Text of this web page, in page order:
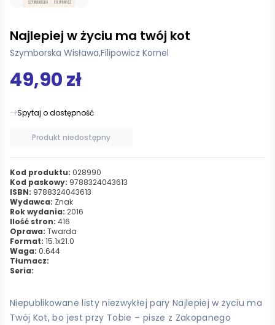
Najlepiej w życiu ma twój kot
Szymborska Wisława,Filipowicz Kornel
49,90 zł
Spytaj o dostępność
Produkt niedostępny
Kod produktu: 028990
Kod paskowy: 9788324043613
ISBN: 9788324043613
Wydawca: Znak
Rok wydania: 2016
Ilość stron: 416
Oprawa: Twarda
Format: 15.1x21.0
Waga: 0.644
Tłumacz:
Seria:
Niepublikowane listy niezwykłej pary Najlepiej w życiu ma
Twój Kot, bo jest przy Tobie – pisze z Zakopanego